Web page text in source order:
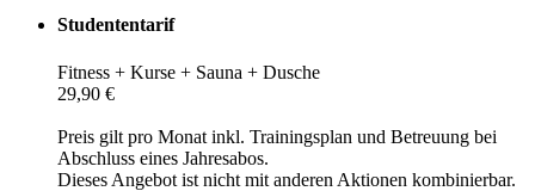
Studententarif
Fitness + Kurse + Sauna + Dusche
29,90 €
Preis gilt pro Monat inkl. Trainingsplan und Betreuung bei
Abschluss eines Jahresabos.
Dieses Angebot ist nicht mit anderen Aktionen kombinierbar.